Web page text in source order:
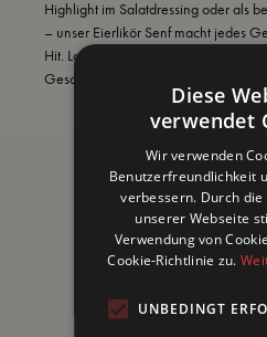
Highlight im Salatdressing oder als
– unser Eierlikör Senf macht jedes
Hit. Lass dich überraschen und
Geschmacksknospen mit dieser
Besonders
Gemüse
Diese
verwendet
Wir verwenden
Benutzerfreundlichkeit
verbessern. Durch
unserer Webseite
Verwendung von
Cookie-Richtlinie zu.
UNBEDINGT